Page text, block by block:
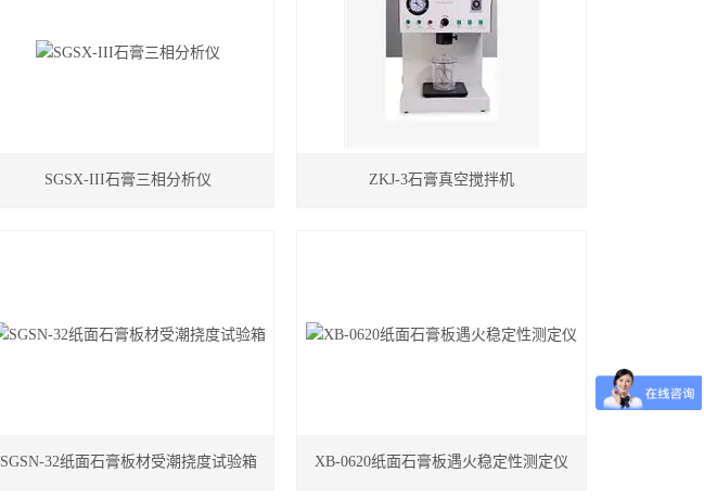
SGSX-III石膏三相分析仪 ZKJ-3石膏真空搅拌机
SGSN-32纸面石膏板材受潮挠度试验箱 XB-0620纸面石膏板遇火稳定性测定仪